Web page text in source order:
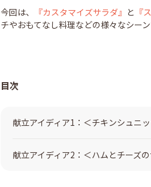
今回は、 『カスタマイズサラダ』 と 『
チやおもてなし料理などの様々なシー
目次
献立アイディア1：＜チキンシュニ
献立アイディア2：＜ハムとチーズ